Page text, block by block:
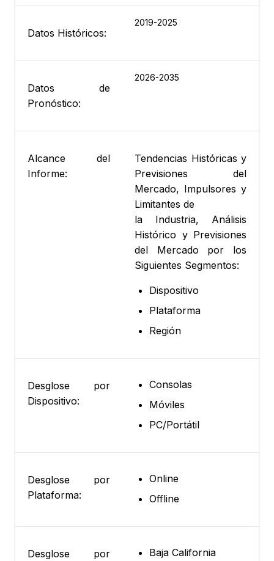
Datos Históricos:
2019-2025
Datos de
Pronóstico:
2026-2035
Alcance del
Informe:
Tendencias Históricas y
Previsiones del
Mercado, Impulsores y
Limitantes de
la Industria, Análisis
Histórico y Previsiones
del Mercado por los
Siguientes Segmentos:
Dispositivo
Plataforma
Región
Desglose por
Dispositivo:
Consolas
Móviles
PC/Portátil
Desglose por
Plataforma:
Online
Offline
Desglose por
Baja California